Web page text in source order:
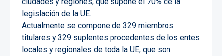
legislación de la UE.
Actualmente se compone de 329 miembros
titulares y 329 suplentes procedentes de los entes
locales y regionales de toda la UE, que son